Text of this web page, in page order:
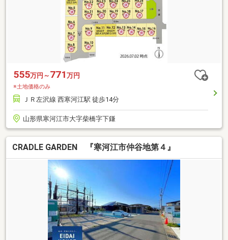
555万円～ 771 万円
※土地価格のみ
ＪＲ左沢線 西寒河江駅 徒歩14分
山形県寒河江市大字柴橋字下鎌
CRADLE GARDEN 『寒河江市仲谷地第４』